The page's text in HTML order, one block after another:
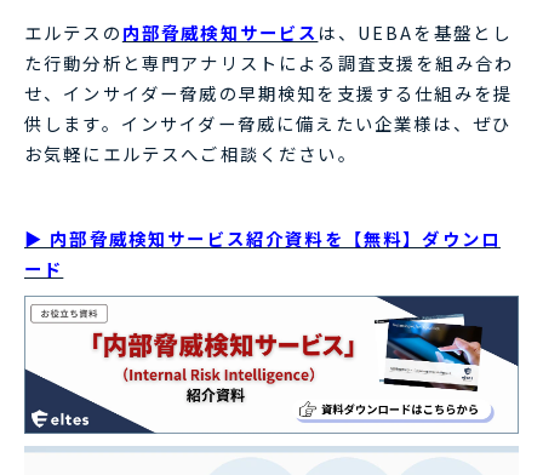
エルテスの内部脅威検知サービス は、UEBAを基盤とし
た行動分析と専門アナリストによる調査支援を組み合わ
せ、インサイダー脅威の早期検知を支援する仕組みを提
供します。インサイダー脅威に備えたい企業様は、ぜひ
お気軽にエルテスへご相談ください。
▶ 内部脅威検知サービス紹介資料を【無料】ダウンロ
ード